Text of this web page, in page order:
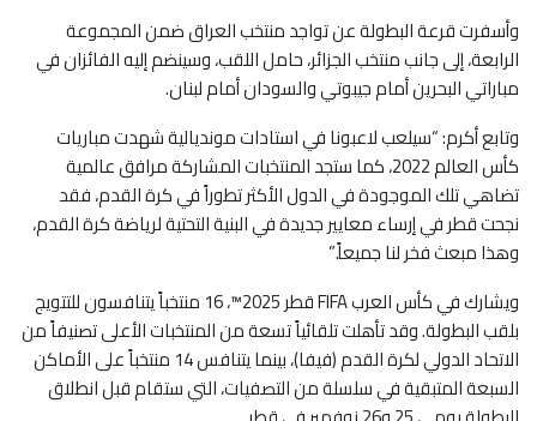
وأسفرت قرعة البطولة عن تواجد منتخب العراق ضمن المجموعة
الرابعة، إلى جانب منتخب الجزائر، حامل اللقب، وسينضم إليه الفائزان في
مباراتي البحرين أمام جيبوتي والسودان أمام لبنان.
وتابع أكرم: “سيلعب لاعبونا في استادات مونديالية شهدت مباريات
كأس العالم 2022، كما ستجد المنتخبات المشاركة مرافق عالمية
تضاهي تلك الموجودة في الدول الأكثر تطوراً في كرة القدم، فقد
نجحت قطر في إرساء معايير جديدة في البنية التحتية لرياضة كرة القدم،
وهذا مبعث فخر لنا جميعاً.”
ويشارك في كأس العرب FIFA قطر 2025™، 16 منتخباً يتنافسون للتتويج
بلقب البطولة. وقد تأهلت تلقائياً تسعة من المنتخبات الأعلى تصنيفاً من
الاتحاد الدولي لكرة القدم (فيفا)، بينما يتنافس 14 منتخباً على الأماكن
السبعة المتبقية في سلسلة من التصفيات، التي ستقام قبل انطلاق